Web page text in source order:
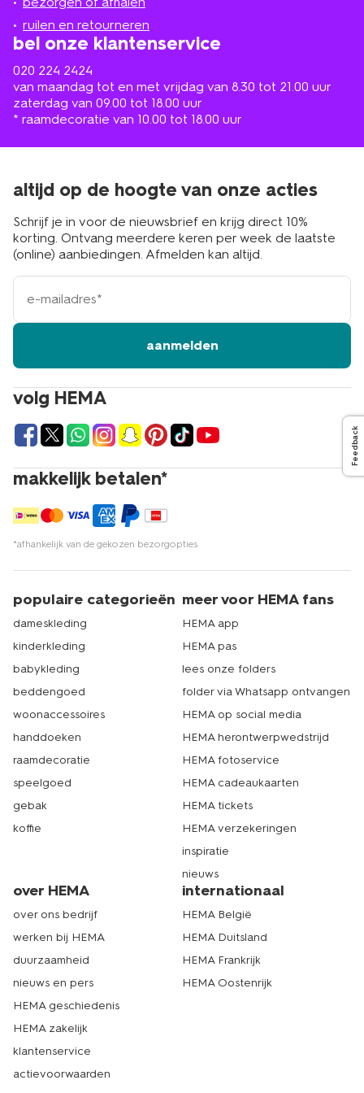
Feedback
ruilen en retourneren
bel onze klantenservice
020 224 2424
van maandag tot en met vrijdag van 8.30 tot 21.00 uur
zaterdag van 09.00 tot 18.00 uur
* raamdecoratie van 10.00 tot 18.00 uur
buurt
volg HEMA
makkelijk betalen*
*afhankelijk van de gekozen bezorgopties
altijd op de hoogte van onze acties
Schrijf je in voor de nieuwsbrief en krijg direct 10%
korting. Ontvang meerdere keren per week de laatste
(online) aanbiedingen. Afmelden kan altijd.
e-
mailadres
aanmelden
populaire categorieën
dameskleding
kinderkleding
babykleding
beddengoed
woonaccessoires
handdoeken
raamdecoratie
speelgoed
gebak
koffie
meer voor HEMA fans
HEMA app
HEMA pas
lees onze folders
folder via Whatsapp ontvangen
HEMA op social media
HEMA herontwerpwedstrijd
HEMA fotoservice
HEMA cadeaukaarten
HEMA tickets
HEMA verzekeringen
inspiratie
nieuws
over HEMA
over ons bedrijf
werken bij HEMA
duurzaamheid
nieuws en pers
HEMA geschiedenis
HEMA zakelijk
klantenservice
actievoorwaarden
internationaal
HEMA België
HEMA Duitsland
HEMA Frankrijk
HEMA Oostenrijk